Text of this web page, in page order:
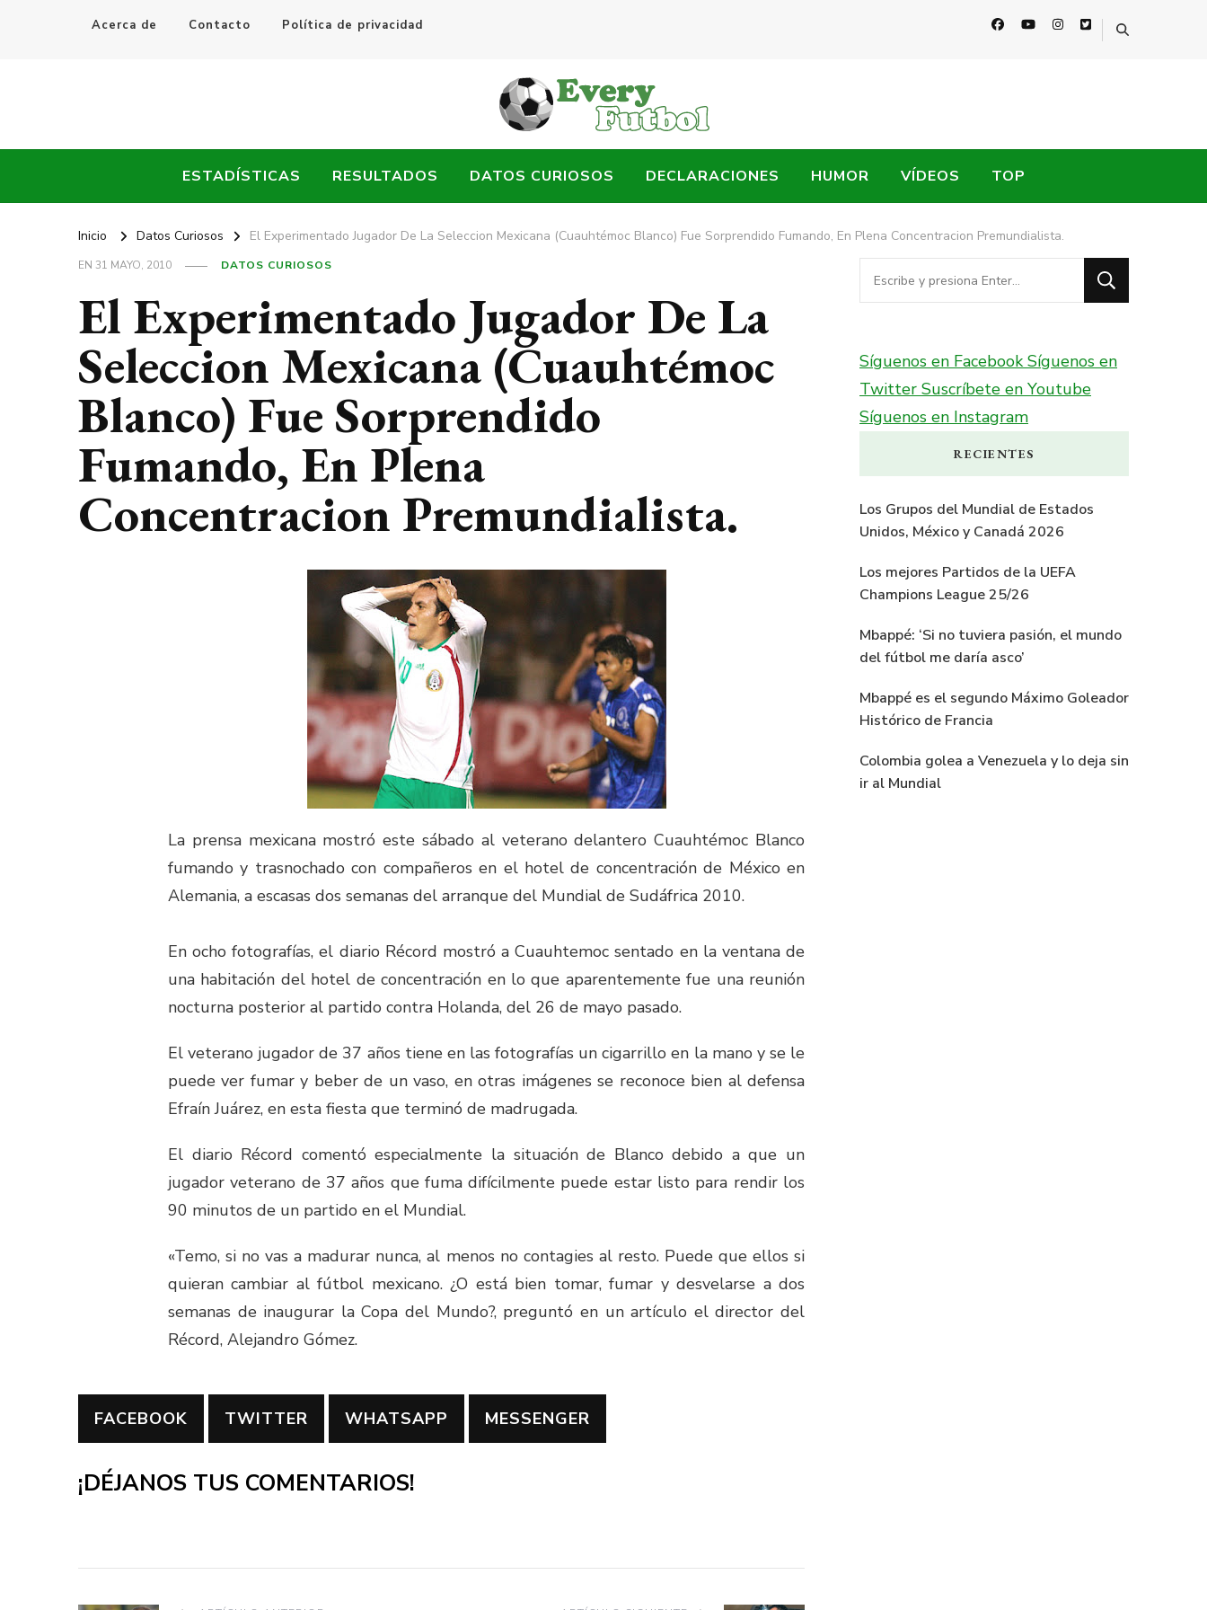
Acerca de Contacto Política de privacidad
Every Fútbol
ESTADÍSTICAS RESULTADOS DATOS CURIOSOS DECLARACIONES HUMOR VÍDEOS TOP
Inicio Datos Curiosos El Experimentado Jugador De La Seleccion Mexicana (Cuauhtémoc Blanco) Fue Sorprendido Fumando, En Plena Concentracion Premundialista.
EN 31 MAYO, 2010 DATOS CURIOSOS
El Experimentado Jugador De La
Seleccion Mexicana (Cuauhtémoc
Blanco) Fue Sorprendido
Fumando, En Plena
Concentracion Premundialista.
La prensa mexicana mostró este sábado al veterano delantero Cuauhtémoc Blanco
fumando y trasnochado con compañeros en el hotel de concentración de México en
Alemania, a escasas dos semanas del arranque del Mundial de Sudáfrica 2010.
En ocho fotografías, el diario Récord mostró a Cuauhtemoc sentado en la ventana de
una habitación del hotel de concentración en lo que aparentemente fue una reunión
nocturna posterior al partido contra Holanda, del 26 de mayo pasado.
El veterano jugador de 37 años tiene en las fotografías un cigarrillo en la mano y se le
puede ver fumar y beber de un vaso, en otras imágenes se reconoce bien al defensa
Efraín Juárez, en esta fiesta que terminó de madrugada.
El diario Récord comentó especialmente la situación de Blanco debido a que un
jugador veterano de 37 años que fuma difícilmente puede estar listo para rendir los
90 minutos de un partido en el Mundial.
«Temo, si no vas a madurar nunca, al menos no contagies al resto. Puede que ellos si
quieran cambiar al fútbol mexicano. ¿O está bien tomar, fumar y desvelarse a dos
semanas de inaugurar la Copa del Mundo?, preguntó en un artículo el director del
Récord, Alejandro Gómez.
FACEBOOK TWITTER WHATSAPP MESSENGER
¡DÉJANOS TUS COMENTARIOS!
¿Buscas
algo?
Síguenos en FacebookSíguenos en
Twitter Suscríbete en Youtube
Síguenos en Instagram
RECIENTES
Los Grupos del Mundial de Estados
Unidos, México y Canadá 2026
Los mejores Partidos de la UEFA
Champions League 25/26
Mbappé: ‘Si no tuviera pasión, el mundo
del fútbol me daría asco’
Mbappé es el segundo Máximo Goleador
Histórico de Francia
Colombia golea a Venezuela y lo deja sin
ir al Mundial